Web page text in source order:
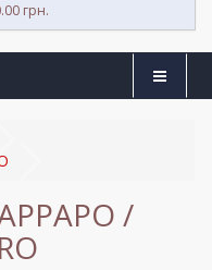
грн.
/